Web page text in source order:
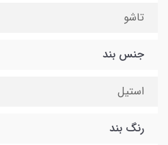
تاشو
جنس بند
استیل
رنگ بند